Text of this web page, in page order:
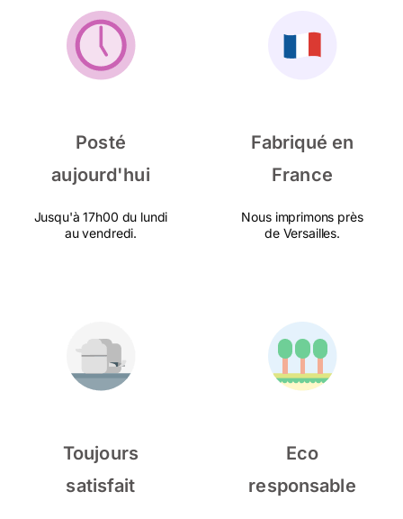
Posté
aujourd'hui
Jusqu'à 17h00 du lundi
au vendredi.
Fabriqué en
France
Nous imprimons près
de Versailles.
Toujours
satisfait
Eco
responsable